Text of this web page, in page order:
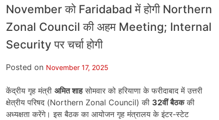
November को Faridabad में होगी Northern
Zonal Council की अहम Meeting; Internal
Security पर चर्चा होगी
Posted on November 17, 2025
केंद्रीय गृह मंत्री अमित शाहसोमवार को हरियाणा के फरीदाबाद में उत्तरी
क्षेत्रीय परिषद (Northern Zonal Council) की 32वीं बैठककी
अध्यक्षता करेंगे। इस बैठक का आयोजन गृह मंत्रालय के इंटर-स्टेट